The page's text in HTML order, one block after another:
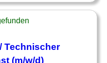
Technischer
(m/w/d)